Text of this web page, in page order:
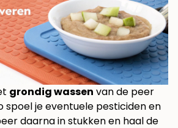
grondig wassen van de peer
spoel je eventuele pesticiden en
daarna in stukken en haal de